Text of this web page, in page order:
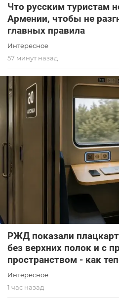
Что русским туристам
Армении, чтобы не
главных правила
Интересное
57 минут назад
РЖД показали
без верхних полок и с
пространством - как
Интересное
1 час назад